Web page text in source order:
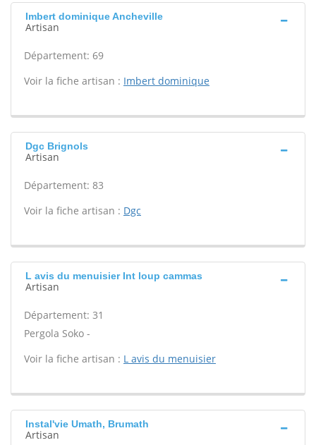
Imbert dominique Ancheville
Artisan
Département: 69
Voir la fiche artisan : Imbert dominique
Dgc Brignols
Artisan
Département: 83
Voir la fiche artisan : Dgc
L avis du menuisier Int loup cammas
Artisan
Département: 31
Pergola Soko -
Voir la fiche artisan : L avis du menuisier
Instal'vie Umath, Brumath
Artisan